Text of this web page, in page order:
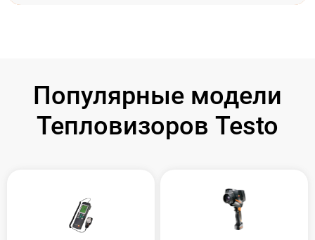
Популярные модели
Тепловизоров Testo